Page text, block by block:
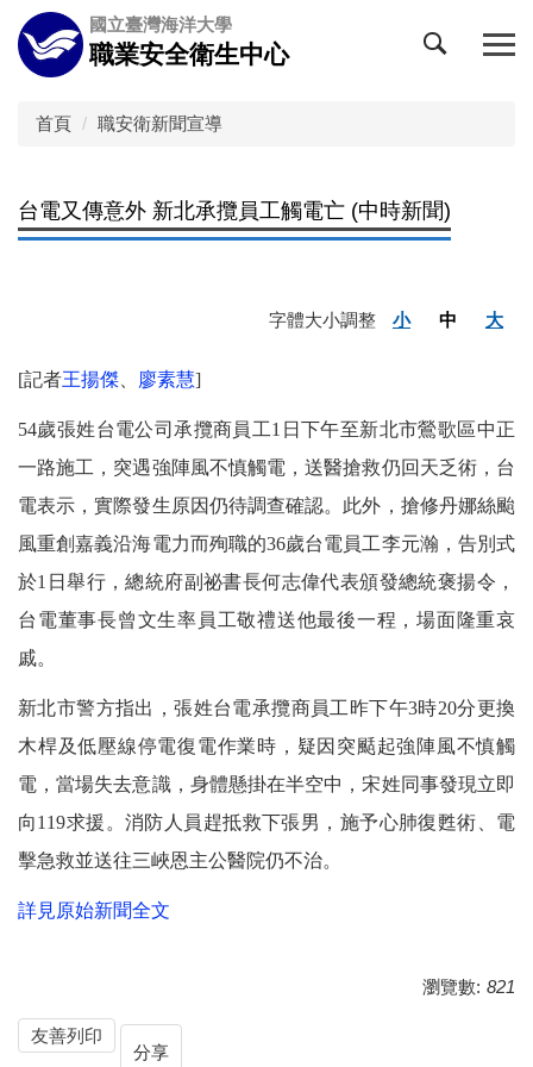
跳
到
主
國立臺灣海洋大學
職業安全衛生中心
首頁 職安衛新聞宣導
台電又傳意外 新北承攬員工觸電亡 (中時新聞)
字體大小調整 小 中 大
[記者王揚傑 廖素慧]
54歲張姓台電公司承攬商員工1日下午至新北市鶯歌區中正
一路施工，突遇強陣風不慎觸電，送醫搶救仍回天乏術，台
電表示，實際發生原因仍待調查確認。此外，搶修丹娜絲颱
風重創嘉義沿海電力而殉職的36歲台電員工李元瀚，告別式
於1日舉行，總統府副祕書長何志偉代表頒發總統褒揚令，
台電董事長曾文生率員工敬禮送他最後一程，場面隆重哀
戚。
新北市警方指出，張姓台電承攬商員工昨下午3時20分更換
木桿及低壓線停電復電作業時，疑因突颳起強陣風不慎觸
電，當場失去意識，身體懸掛在半空中，宋姓同事發現立即
向119求援。消防人員趕抵救下張男，施予心肺復甦術、電
擊急救並送往三峽恩主公醫院仍不治。
詳見原始新聞全文
瀏覽數: 821
友善列印
分享